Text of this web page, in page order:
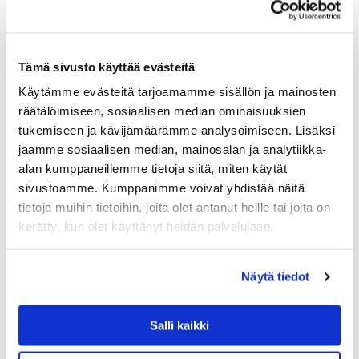
Tämä sivusto käyttää evästeitä
Käytämme evästeitä tarjoamamme sisällön ja mainosten
räätälöimiseen, sosiaalisen median ominaisuuksien
tukemiseen ja kävijämäärämme analysoimiseen. Lisäksi
jaamme sosiaalisen median, mainosalan ja analytiikka-
alan kumppaneillemme tietoja siitä, miten käytät
sivustoamme. Kumppanimme voivat yhdistää näitä
tietoja muihin tietoihin, joita olet antanut heille tai joita on
kerätty, kun olet käyttänyt heidän palvelujaan.
Näytä tiedot
Salli kaikki
GANT PREMIUM KÄSIPYYHE 30X50CM, GOL
Gantin ylelliset käsi- ja kasvopyyhkeet ovat nyt saatavilla
luomulaatuisina. Premium -pyyhkeet on valmistettu
luomupuuvillasta. Luomupuuvillapyyhkeet on tuotettu